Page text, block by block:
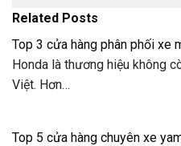
Related Posts
Top 3 cửa hàng phân phối xe
Honda là thương hiệu không
Việt. Hơn…
Top 5 cửa hàng chuyên xe